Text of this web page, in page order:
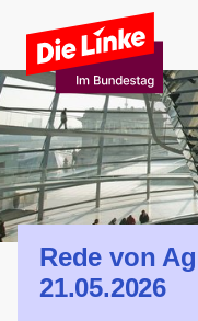
Zum Hauptinhalt springen
Rede von
21.05.2026